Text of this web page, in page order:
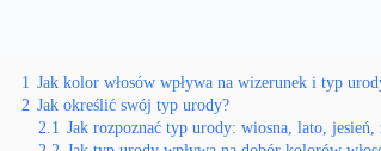
1 Jak kolor włosów wpływa na wizerunek i typ
2 Jak określić swój typ urody?
2.1 Jak rozpoznać typ urody: wiosna, lato, jesień,